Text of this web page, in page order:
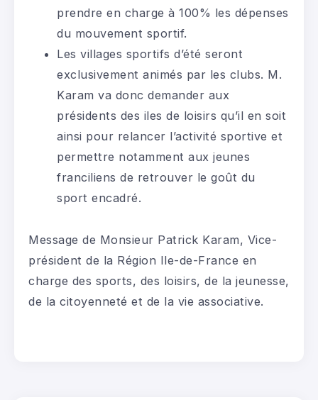
prendre en charge à 100% les dépenses
du mouvement sportif.
Les villages sportifs d’été seront
exclusivement animés par les clubs. M.
Karam va donc demander aux
présidents des iles de loisirs qu’il en soit
ainsi pour relancer l’activité sportive et
permettre notamment aux jeunes
franciliens de retrouver le goût du
sport encadré.
Message de Monsieur Patrick Karam, Vice-
président de la Région Ile-de-France en
charge des sports, des loisirs, de la jeunesse,
de la citoyenneté et de la vie associative.